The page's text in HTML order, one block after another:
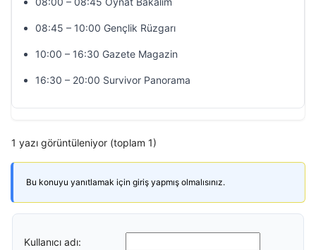
08:45 – 10:00 Gençlik Rüzgarı
10:00 – 16:30 Gazete Magazin
16:30 – 20:00 Survivor Panorama
1 yazı görüntüleniyor (toplam 1)
Bu konuyu yanıtlamak için giriş yapmış olmalısınız.
Kullanıcı adı: